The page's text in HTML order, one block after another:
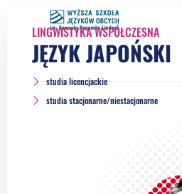
LINGWISTYKA WSPÓŁCZESNA
JĘZYK JAPOŃSKI
studia licencjackie
studia stacjonarne/niestacjonarne